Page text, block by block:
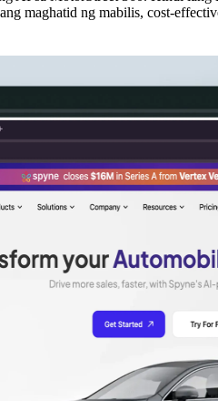
maghatid ng mabilis, cost-